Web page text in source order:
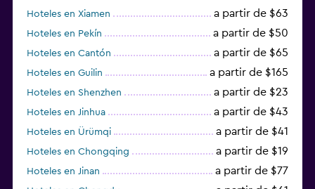
Hoteles en Xiamen a partir de $63
Hoteles en Pekín a partir de $50
Hoteles en Cantón a partir de $65
Hoteles en Guilin a partir de $165
Hoteles en Shenzhen a partir de $23
Hoteles en Jinhua a partir de $43
Hoteles en Ürümqi a partir de $41
Hoteles en Chongqing a partir de $19
Hoteles en Jinan a partir de $77